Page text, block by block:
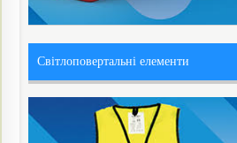
Світлоповертальні елементи